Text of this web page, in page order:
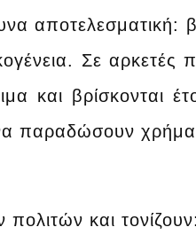
αποτελεσματική:
Σε αρκετές
και βρίσκονται
παραδώσουν
και τονίζουν: